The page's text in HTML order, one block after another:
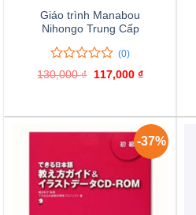
Giáo trình Manabou
Nihongo Trung Cấp
0
trên
0
giá
(0)
130,000₫
Giá
117,000 ₫Giá
117,000 ₫.
-37%